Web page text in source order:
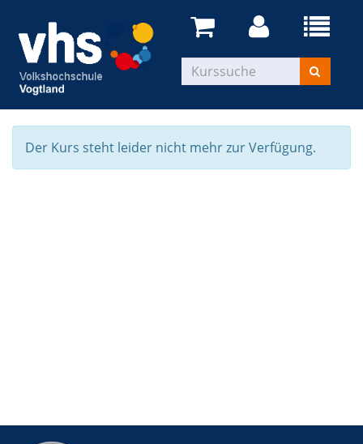
Der Kurs steht leider nicht mehr zur Verfügung.